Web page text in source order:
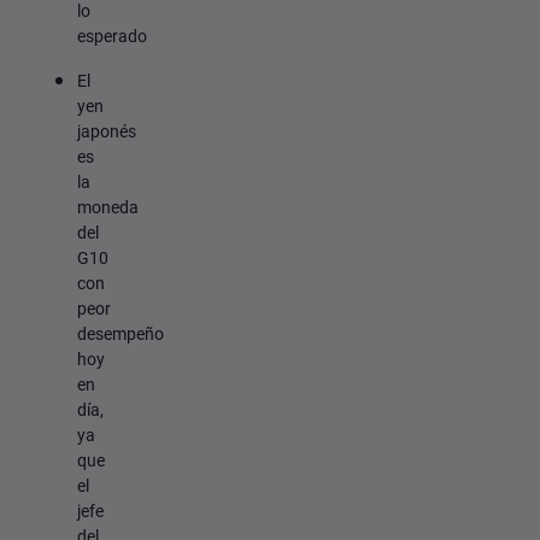
lo
esperado
El
yen
japonés
es
la
moneda
del
G10
con
peor
desempeño
hoy
en
día,
ya
que
el
jefe